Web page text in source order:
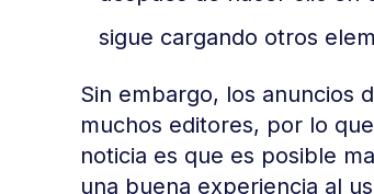
sigue cargando otros
Sin embargo, los anuncios
muchos editores, por lo
noticia es que es posible
una buena experiencia al